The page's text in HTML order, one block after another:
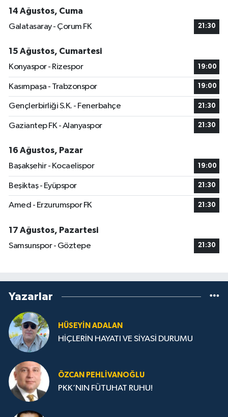
14 Ağustos, Cuma
Galatasaray - Çorum FK
21:30
15 Ağustos, Cumartesi
Konyaspor - Rizespor
19:00
Kasımpaşa - Trabzonspor 19:00
Gençlerbirliği S.K. - Fenerbahçe 21:30
Gaziantep FK - Alanyaspor 21:30
16 Ağustos, Pazar
Başakşehir - Kocaelispor
19:00
Beşiktaş - Eyüpspor 21:30
Amed - Erzurumspor FK 21:30
17 Ağustos, Pazartesi
Samsunspor - Göztepe
21:30
Yazarlar
HÜSEYIN ADALAN
HİÇLERİN HAYATI VE SİYASİ DURUMU
ÖZCAN PEHLIVANOĞLU
PKK’NIN FÜTUHAT RUHU!